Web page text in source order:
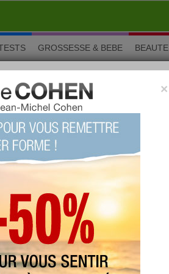
GROSSESSE & BEBE BEAUTE
consommées sont des
issues des plantes sauvages
essentiel du régime
de base pour des
dérivé du bantou de
» en créole à la
×